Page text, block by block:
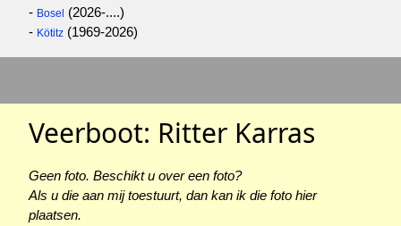
- Bosel
(2026-....)
- Kötitz (1969-2026)
Veerboot: Ritter Karras
Geen foto. Beschikt u over een foto?
Als u die aan mij toestuurt, dan kan ik die foto hier
plaatsen.